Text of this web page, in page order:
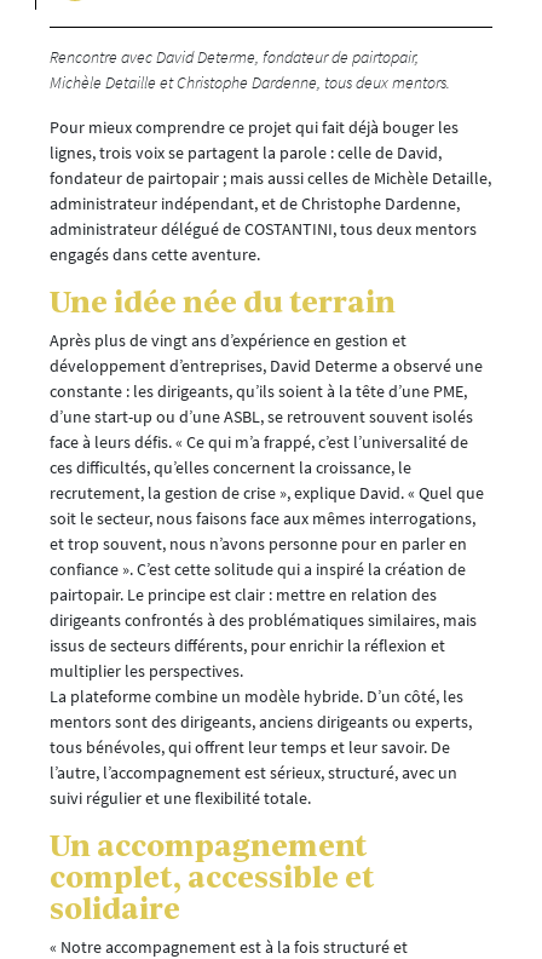
Rencontre avec David Determe, fondateur de pairtopair,
Michèle Detaille et Christophe Dardenne, tous deux mentors.
Pour mieux comprendre ce projet qui fait déjà bouger les
lignes, trois voix se partagent la parole : celle de David,
fondateur de pairtopair ; mais aussi celles de Michèle Detaille,
administrateur indépendant, et de Christophe Dardenne,
administrateur délégué de COSTANTINI, tous deux mentors
engagés dans cette aventure.
Une idée née du terrain
Après plus de vingt ans d’expérience en gestion et
développement d’entreprises, David Determe a observé une
constante : les dirigeants, qu’ils soient à la tête d’une PME,
d’une start-up ou d’une ASBL, se retrouvent souvent isolés
face à leurs défis. « Ce qui m’a frappé, c’est l’universalité de
ces difficultés, qu’elles concernent la croissance, le
recrutement, la gestion de crise », explique David. « Quel que
soit le secteur, nous faisons face aux mêmes interrogations,
et trop souvent, nous n’avons personne pour en parler en
confiance ». C’est cette solitude qui a inspiré la création de
pairtopair. Le principe est clair : mettre en relation des
dirigeants confrontés à des problématiques similaires, mais
issus de secteurs différents, pour enrichir la réflexion et
multiplier les perspectives.
La plateforme combine un modèle hybride. D’un côté, les
mentors sont des dirigeants, anciens dirigeants ou experts,
tous bénévoles, qui offrent leur temps et leur savoir. De
l’autre, l’accompagnement est sérieux, structuré, avec un
suivi régulier et une flexibilité totale.
Un accompagnement
complet, accessible et
solidaire
« Notre accompagnement est à la fois structuré et